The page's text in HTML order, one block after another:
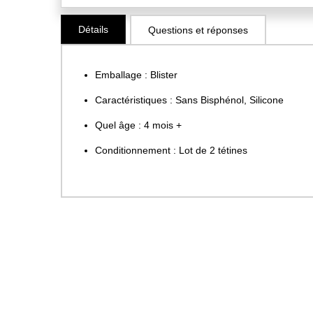
Skip
the
Détails
Emballage : Blister
Caractéristiques : Sans Bisphénol, Silicone
Quel âge : 4 mois +
Conditionnement : Lot de 2 tétines
Questions et réponses